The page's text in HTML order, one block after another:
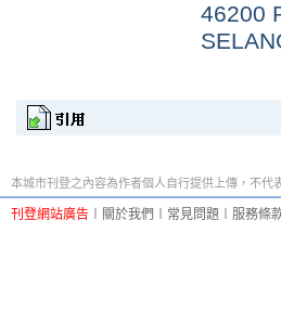
46200
本城市刊登之內容為作者個人自行提供上傳，不代
刊登網站廣告 關於我們 常見問題 服務條